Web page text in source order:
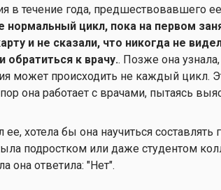
в течение года, предшествовавшего
нормальный цикл, пока на первом
и не сказали, что никогда не
обратиться к врачу.. Позже она узнала,
может происходить не каждый цикл.
она работает с врачами, пытаясь
ее, хотела бы она научиться
подростком или даже студентом
она ответила: "Нет".